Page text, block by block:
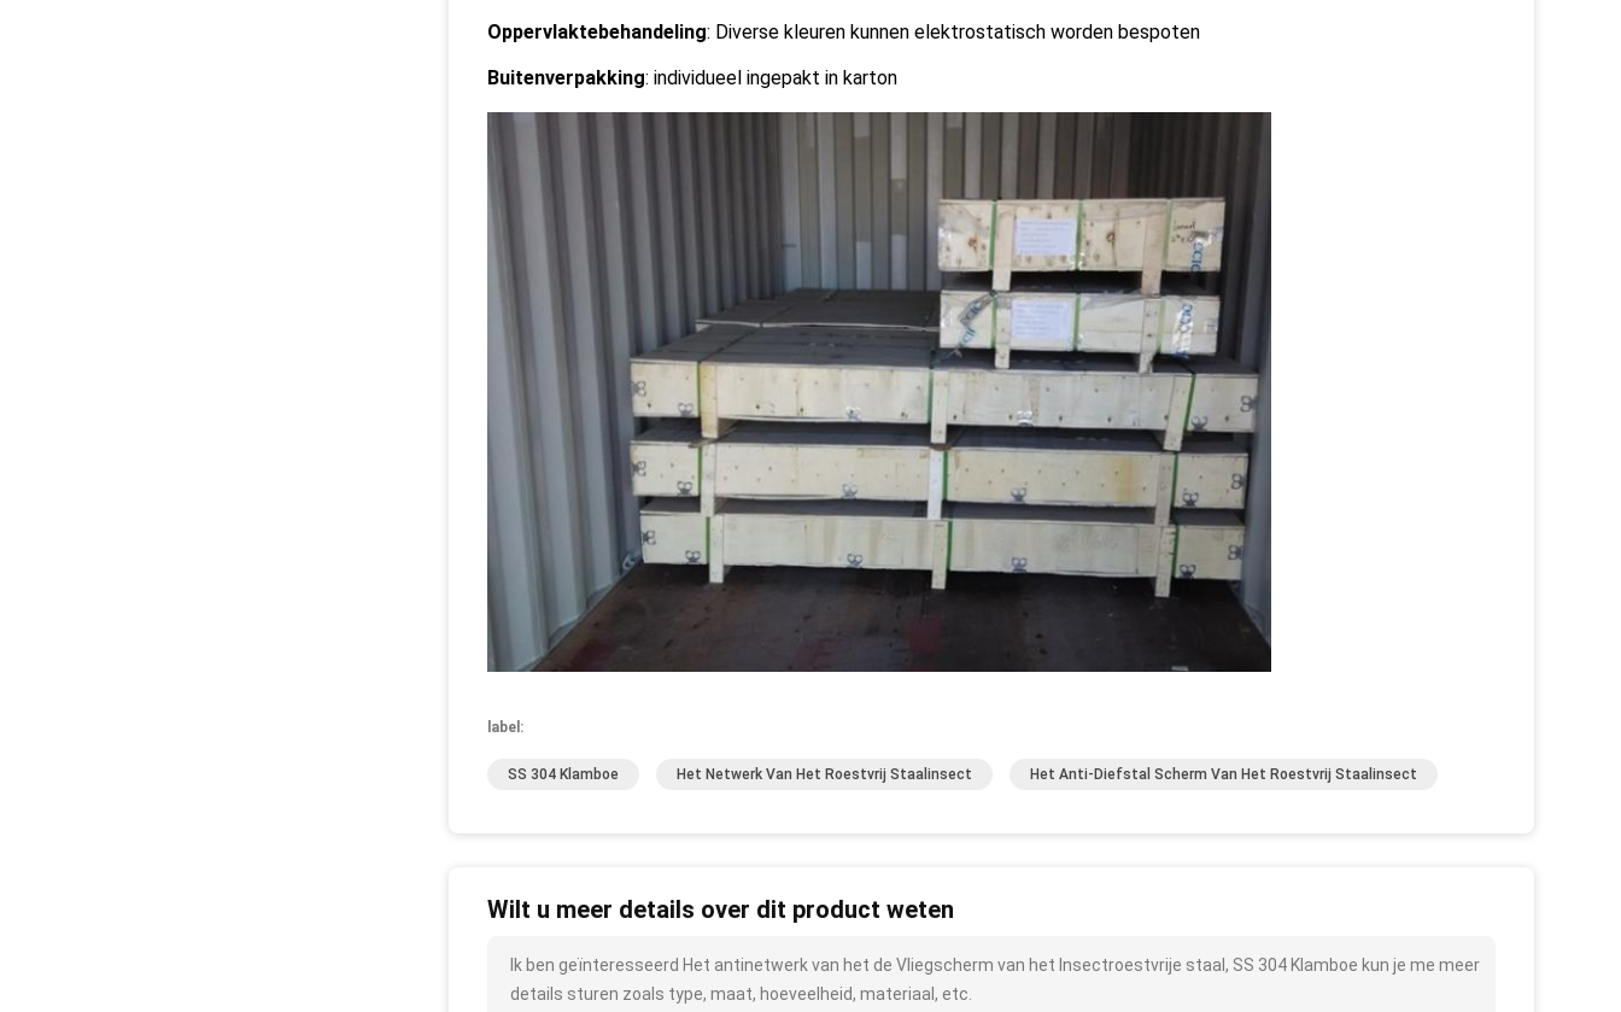
Oppervlaktebehandeling: Diverse kleuren kunnen elektrostatisch worden bespoten
Buitenverpakking: individueel ingepakt in karton
label:
SS 304 Klamboe Het Netwerk Van Het Roestvrij Staalinsect Het Anti-Diefstal Scherm Van Het Roestvrij Staalinsect
Wilt u meer details over dit product weten
Ik ben geïnteresseerd Het antinetwerk van het de Vliegscherm van het Insectroestvrije staal, SS 304 Klamboe kun je me meer
details sturen zoals type, maat, hoeveelheid, materiaal, etc.